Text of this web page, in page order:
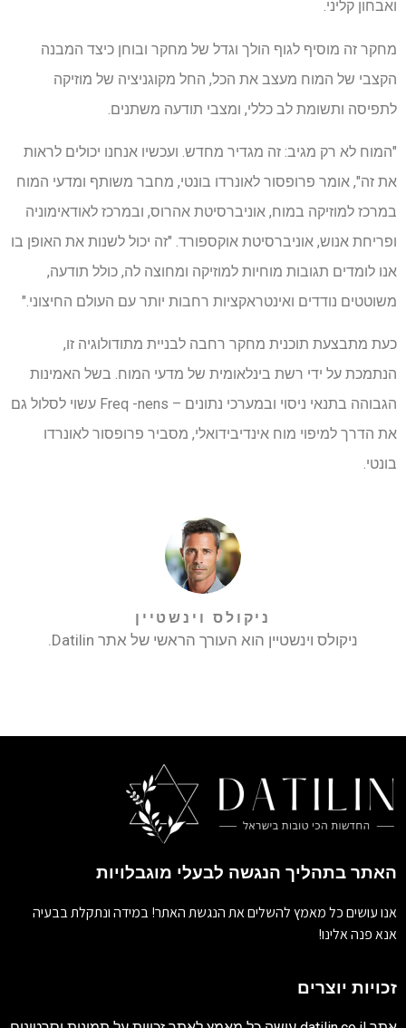
ואבחון קליני.
מחקר זה מוסיף לגוף הולך וגדל של מחקר ובוחן כיצד המבנה
הקצבי של המוח מעצב את הכל, החל מקוגניציה של מוזיקה
לתפיסה ותשומת לב כללי, ומצבי תודעה משתנים.
"המוח לא רק מגיב: זה מגדיר מחדש. ועכשיו אנחנו יכולים לראות
את זה", אומר פרופסור לאונרדו בונטי, מחבר משותף ומדעי המוח
במרכז למוזיקה במוח, אוניברסיטת אהרוס, ובמרכז לאודאימוניה
ופריחת אנוש, אוניברסיטת אוקספורד. "זה יכול לשנות את האופן בו
אנו לומדים תגובות מוחיות למוזיקה ומחוצה לה, כולל תודעה,
משוטטים נודדים ואינטראקציות רחבות יותר עם העולם החיצוני."
כעת מתבצעת תוכנית מחקר רחבה לבניית מתודולוגיה זו,
הנתמכת על ידי רשת בינלאומית של מדעי המוח. בשל האמינות
הגבוהה בתנאי ניסוי ובמערכי נתונים – Freq -nens עשוי לסלול גם
את הדרך למיפוי מוח אינדיבידואלי, מסביר פרופסור לאונרדו
בונטי.
ניקולס וינשטיין
ניקולס וינשטיין הוא העורך הראשי של אתר Datilin.
האתר בתהליך הנגשה לבעלי מוגבלויות
אנו עושים כל מאמץ להשלים את הנגשת האתר! במידה ונתקלת בבעיה
אנא פנה אלינו!
זכויות יוצרים